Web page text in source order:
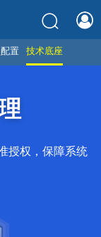
置 技术底座
授权，保障系统